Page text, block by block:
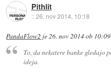
Pithlit
::26. nov 2014, 10:18
PandaFlow2 je 26. nov 2014 ob 10:09
To, da nekatere banke gledajo
ideja.